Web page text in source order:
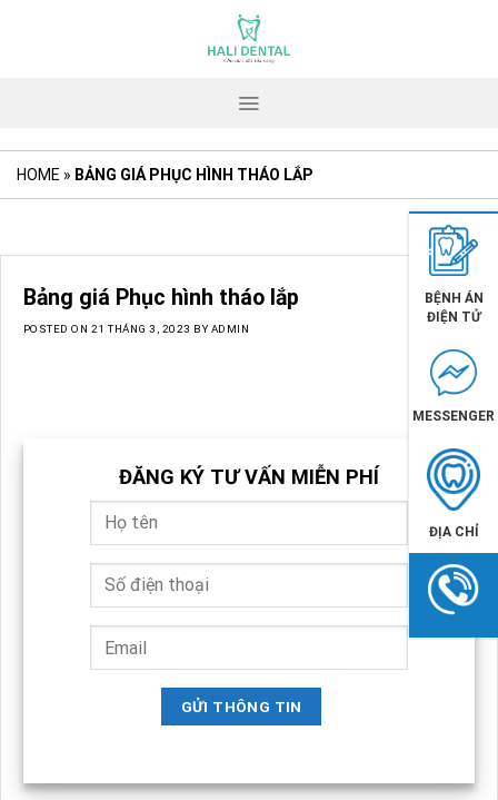
HOME » BẢNG GIÁ PHỤC HÌNH THÁO LẮP
Bảng giá Phục hình tháo lắp
POSTED ON 21 THÁNG 3, 2023 BYADMIN
ĐĂNG KÝ TƯ VẤN MIỄN PHÍ
BỆNH ÁN
ĐIỆN TỬ
MESSENGER
ĐỊA CHỈ